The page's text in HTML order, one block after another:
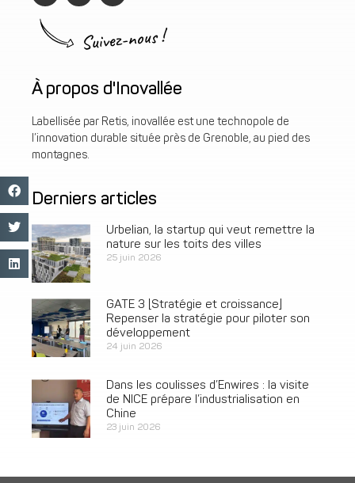
Suivez-nous !
À propos d'Inovallée
Labellisée par Retis, inovallée est une technopole de
l’innovation durable située près de Grenoble, au pied des
montagnes.
Derniers articles
Urbelian, la startup qui veut remettre la
nature sur les toits des villes
25 juin 2026
GATE 3 [Stratégie et croissance]
Repenser la stratégie pour piloter son
développement
24 juin 2026
Dans les coulisses d’Enwires : la visite
de NICE prépare l’industrialisation en
Chine
23 juin 2026